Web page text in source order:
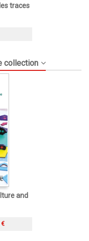
traces
collection
and